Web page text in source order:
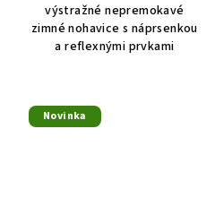
výstražné nepremokavé
zimné nohavice s náprsenkou
a reflexnými prvkami
Novinka